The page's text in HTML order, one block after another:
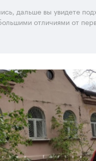
дальше вы увидете
отличиями от